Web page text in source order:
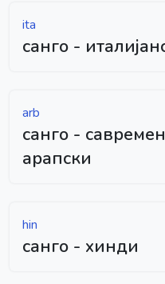
ita
санго -
arb
санго -
арапски
hin
санго - хинди